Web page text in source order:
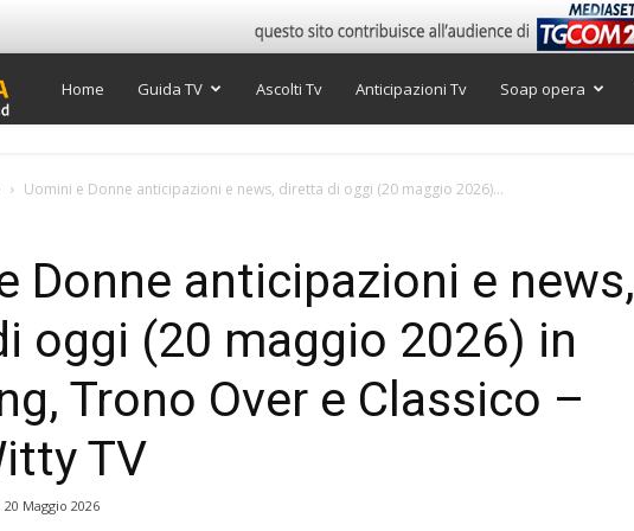
Super
Home Guida TV Ascolti Tv Anticipazioni Tv Soap opera
Uomini e Donne anticipazioni e news, diretta di oggi (20 maggio 2026)...
Donne anticipazioni e news,
oggi (20 maggio 2026) in
Trono Over e Classico –
TV
20 Maggio 2026